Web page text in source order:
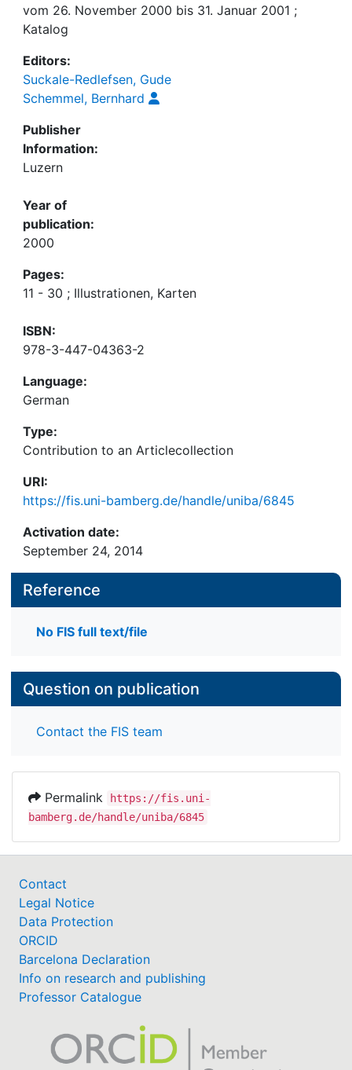
vom 26. November 2000 bis 31. Januar 2001 ;
Katalog
Editors:
Suckale-Redlefsen, Gude
Schemmel, Bernhard
Publisher
Information:
Luzern
Year of
publication:
2000
Pages:
11 - 30 ; Illustrationen, Karten
ISBN:
978-3-447-04363-2
Language:
German
Type:
Contribution to an Articlecollection
URI:
https://fis.uni-bamberg.de/handle/uniba/6845
Activation date:
September 24, 2014
Reference
No FIS full text/file
Question on publication
Contact the FIS team
Permalink
https://fis.uni-
bamberg.de/handle/uniba/6845
Contact
Legal Notice
Data Protection
ORCID
Barcelona Declaration
Info on research and publishing
Professor Catalogue